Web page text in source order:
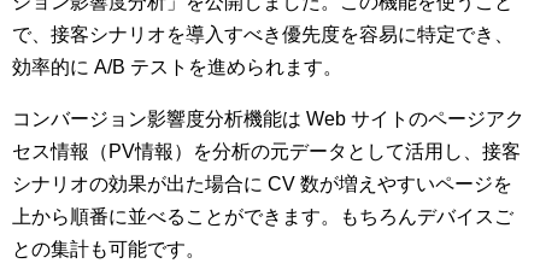
で、接客シナリオを導入すべき優先度を容易に特定でき、
効率的に A/B テストを進められます。
コンバージョン影響度分析機能は Web サイトのページアク
セス情報（PV情報）を分析の元データとして活用し、接客
シナリオの効果が出た場合に CV 数が増えやすいページを
上から順番に並べることができます。もちろんデバイスご
との集計も可能です。